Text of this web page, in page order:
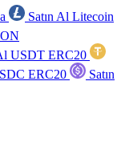
Satın Al Litecoin
USDT ERC20
ERC20
Satın